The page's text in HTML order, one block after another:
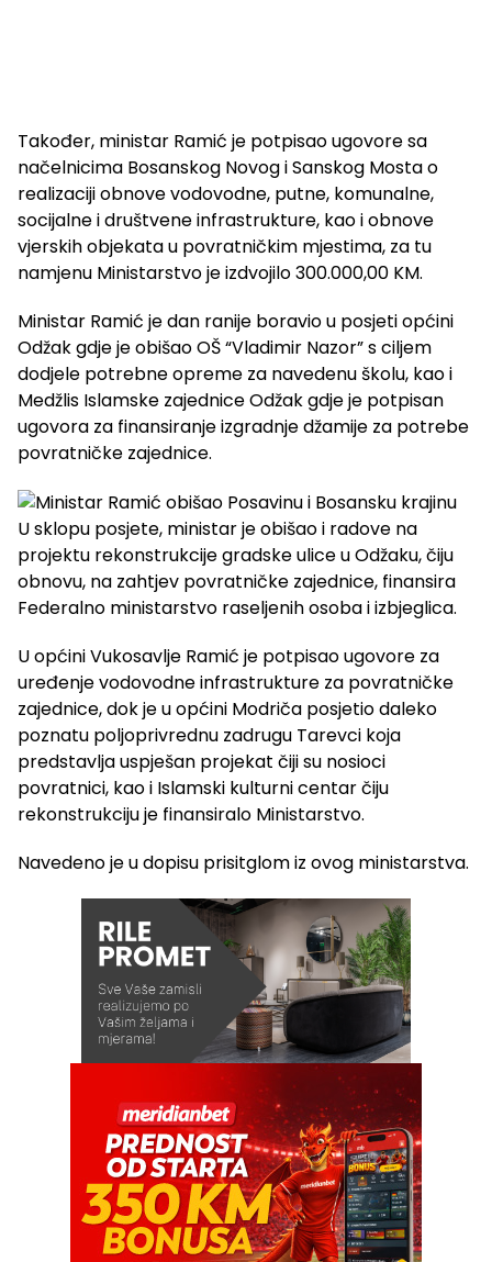
Također, ministar Ramić je potpisao ugovore sa
načelnicima Bosanskog Novog i Sanskog Mosta o
realizaciji obnove vodovodne, putne, komunalne,
socijalne i društvene infrastrukture, kao i obnove
vjerskih objekata u povratničkim mjestima, za tu
namjenu Ministarstvo je izdvojilo 300.000,00 KM.
Ministar Ramić je dan ranije boravio u posjeti općini
Odžak gdje je obišao OŠ “Vladimir Nazor” s ciljem
dodjele potrebne opreme za navedenu školu, kao i
Medžlis Islamske zajednice Odžak gdje je potpisan
ugovora za finansiranje izgradnje džamije za potrebe
povratničke zajednice.
U sklopu posjete, ministar je obišao i radove na
projektu rekonstrukcije gradske ulice u Odžaku, čiju
obnovu, na zahtjev povratničke zajednice, finansira
Federalno ministarstvo raseljenih osoba i izbjeglica.
U općini Vukosavlje Ramić je potpisao ugovore za
uređenje vodovodne infrastrukture za povratničke
zajednice, dok je u općini Modriča posjetio daleko
poznatu poljoprivrednu zadrugu Tarevci koja
predstavlja uspješan projekat čiji su nosioci
povratnici, kao i Islamski kulturni centar čiju
rekonstrukciju je finansiralo Ministarstvo.
Navedeno je u dopisu prisitglom iz ovog ministarstva.